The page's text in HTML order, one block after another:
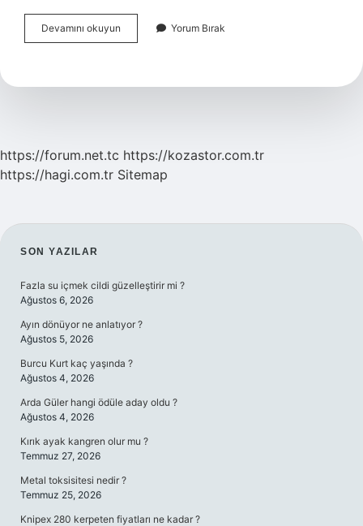
Devamını okuyun
Kime
Yorum Bırak
https://forum.net.tc https://kozastor.com.tr
https://hagi.com.tr Sitemap
SIDEBAR
SON YAZILAR
Fazla su içmek cildi güzelleştirir mi ?
Ağustos 6, 2026
Ayın dönüyor ne anlatıyor ?
Ağustos 5, 2026
Burcu Kurt kaç yaşında ?
Ağustos 4, 2026
Arda Güler hangi ödüle aday oldu ?
Ağustos 4, 2026
Kırık ayak kangren olur mu ?
Temmuz 27, 2026
Metal toksisitesi nedir ?
Temmuz 25, 2026
Knipex 280 kerpeten fiyatları ne kadar ?